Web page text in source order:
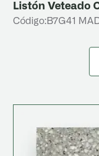
Listón Veteado
Código: B7G41